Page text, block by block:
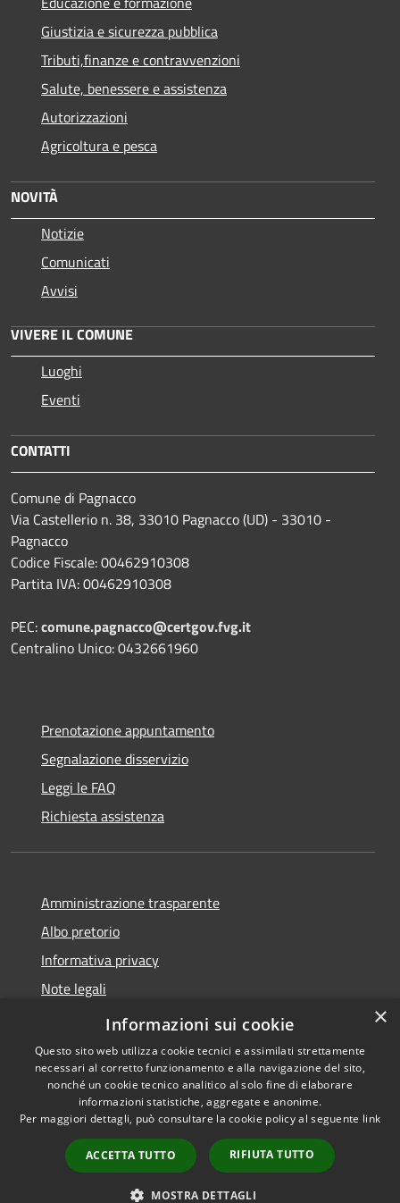
Giustizia e sicurezza pubblica
Tributi,finanze e contravvenzioni
Salute, benessere e assistenza
Autorizzazioni
Agricoltura e pesca
NOVITÀ
Notizie
Comunicati
Avvisi
VIVERE IL COMUNE
Luoghi
Eventi
CONTATTI
Comune di Pagnacco
Via Castellerio n. 38, 33010 Pagnacco (UD) - 33010 -
Pagnacco
Codice Fiscale: 00462910308
Partita IVA: 00462910308
PEC:comune.pagnacco@certgov.fvg.it
Centralino Unico: 0432661960
Prenotazione appuntamento
Segnalazione disservizio
Leggi le FAQ
Richiesta assistenza
Amministrazione trasparente
Albo pretorio
Informativa privacy
Note legali
Dichiarazione di accessibilità
Accessibilità
Copyright © 2026 • Comune di
Pagnacco • Powered by
Municipium•
Accesso
redazione
×
Informazioni sui cookie
Questo sito web utilizza cookie tecnici e assimilati strettamente
necessari al corretto funzionamento e alla navigazione del sito,
nonché un cookie tecnico analitico al solo fine di elaborare
informazioni statistiche, aggregate e anonime.
Per maggiori dettagli, può consultare la cookie policy al seguente link
ACCETTA TUTTO RIFIUTA TUTTO
MOSTRA DETTAGLI